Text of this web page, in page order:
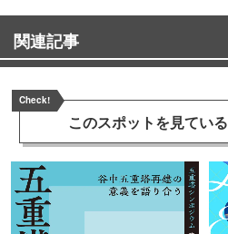
関連記事
Check!
このスポットを見ている